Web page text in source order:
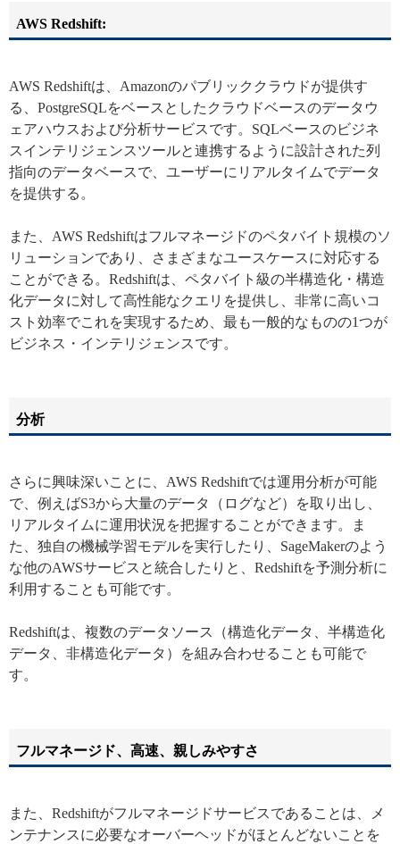
AWS Redshift:
AWS Redshiftは、Amazonのパブリッククラウドが提供す
る、PostgreSQLをベースとしたクラウドベースのデータウ
ェアハウスおよび分析サービスです。SQLベースのビジネ
スインテリジェンスツールと連携するように設計された列
指向のデータベースで、ユーザーにリアルタイムでデータ
を提供する。
また、AWS Redshiftはフルマネージドのペタバイト規模のソ
リューションであり、さまざまなユースケースに対応する
ことができる。Redshiftは、ペタバイト級の半構造化・構造
化データに対して高性能なクエリを提供し、非常に高いコ
スト効率でこれを実現するため、最も一般的なものの1つが
ビジネス・インテリジェンスです。
分析
さらに興味深いことに、AWS Redshiftでは運用分析が可能
で、例えばS3から大量のデータ（ログなど）を取り出し、
リアルタイムに運用状況を把握することができます。ま
た、独自の機械学習モデルを実行したり、SageMakerのよう
な他のAWSサービスと統合したりと、Redshiftを予測分析に
利用することも可能です。
Redshiftは、複数のデータソース（構造化データ、半構造化
データ、非構造化データ）を組み合わせることも可能で
す。
フルマネージド、高速、親しみやすさ
また、Redshiftがフルマネージドサービスであることは、メ
ンテナンスに必要なオーバーヘッドがほとんどないことを